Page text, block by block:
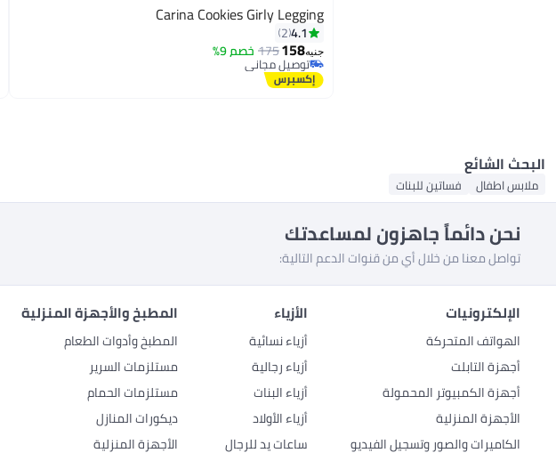
Carina Cookies Girly Legging
4.1
2
جنيه158
175 خصم 9%
توصيل مجاني
توصيل مجاني
البحث الشائع
ملابس اطفال فساتين للبنات
نحن دائماً جاهزون لمساعدتك
تواصل معنا من خلال أي من قنوات الدعم التالية:
الإلكترونيات
الهواتف المتحركة
أجهزة التابلت
أجهزة الكمبيوتر المحمولة
الأجهزة المنزلية
الكاميرات والصور وتسجيل الفيديو
الأزياء
أزياء نسائية
أزياء رجالية
أزياء البنات
أزياء الأولاد
ساعات يد للرجال
المطبخ والأجهزة المنزلية
المطبخ وأدوات الطعام
مستلزمات السرير
مستلزمات الحمام
ديكورات المنازل
الأجهزة المنزلية